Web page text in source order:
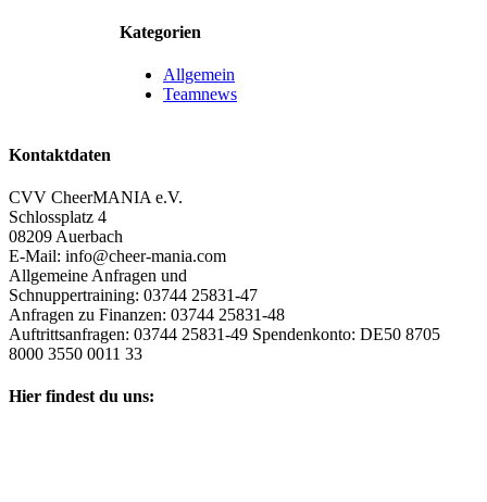
Kategorien
Allgemein
Teamnews
Kontaktdaten
CVV CheerMANIA e.V.
Schlossplatz 4
08209 Auerbach
E-Mail: info@cheer-mania.com
Allgemeine Anfragen und
Schnuppertraining: 03744 25831-47
Anfragen zu Finanzen: 03744 25831-48
Auftrittsanfragen: 03744 25831-49 Spendenkonto: DE50 8705
8000 3550 0011 33
Hier findest du uns: